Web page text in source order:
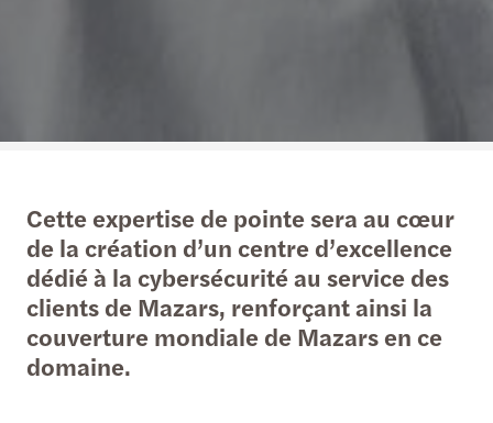
Cette expertise de pointe sera au cœur
de la création d’un centre d’excellence
dédié à la cybersécurité au service des
clients de Mazars, renforçant ainsi la
couverture mondiale de Mazars en ce
domaine.